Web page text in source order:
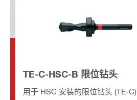
TE-C-HSC-B 限位钻头
用于 HSC 安装的限位钻头 (TE-C)